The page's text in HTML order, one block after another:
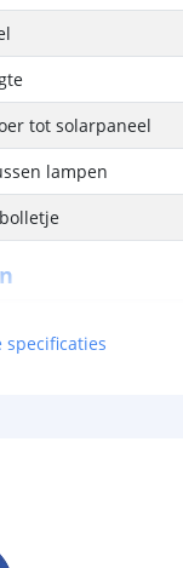
tot solarpaneel
lampen
specificaties